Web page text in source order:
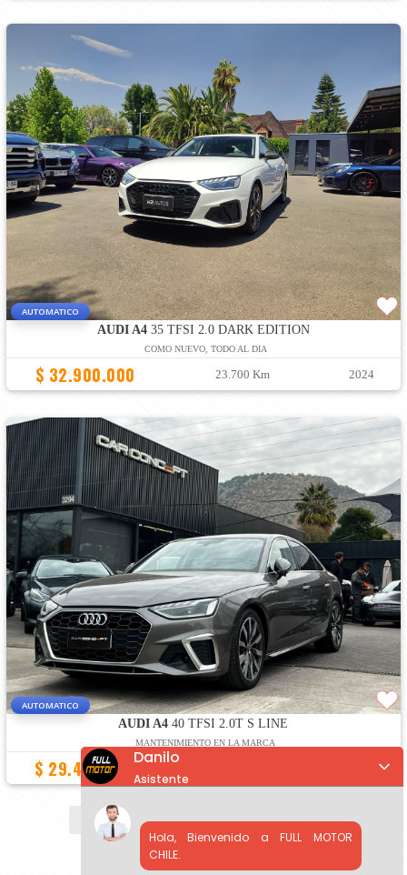
AUTOMATICO
AUDI A435 TFSI 2.0 DARK EDITION
COMO NUEVO, TODO AL DIA
$ 32.900.000 23.700 Km 2024
AUTOMATICO
AUDI A4 40 TFSI 2.0T S LINE
MANTENIMIENTO EN LA MARCA
$ 29.490.000
1 2 3 4 5 6 ... »
Danilo
Asistente
Hola, Bienvenido a FULL MOTOR
CHILE.